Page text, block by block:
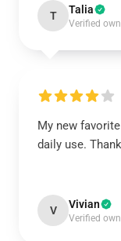
T Talia
Verified
My new
daily use.
V Vivian
Verified